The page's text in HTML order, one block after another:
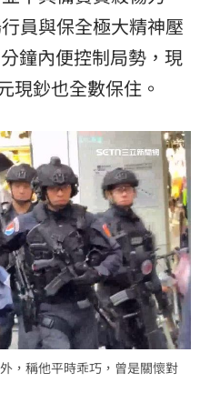
員與保全極大精神壓
鐘內便控制局勢，現
現鈔也全數保住。
，稱他平時乖巧，曾是關懷對